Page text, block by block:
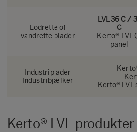
Lodrette of
vandrette plader
LVL 36 C /
C
Kerto® LVL
panel
Industriplader
Industribjælker
Kerto®
Kerto® LVL produkter